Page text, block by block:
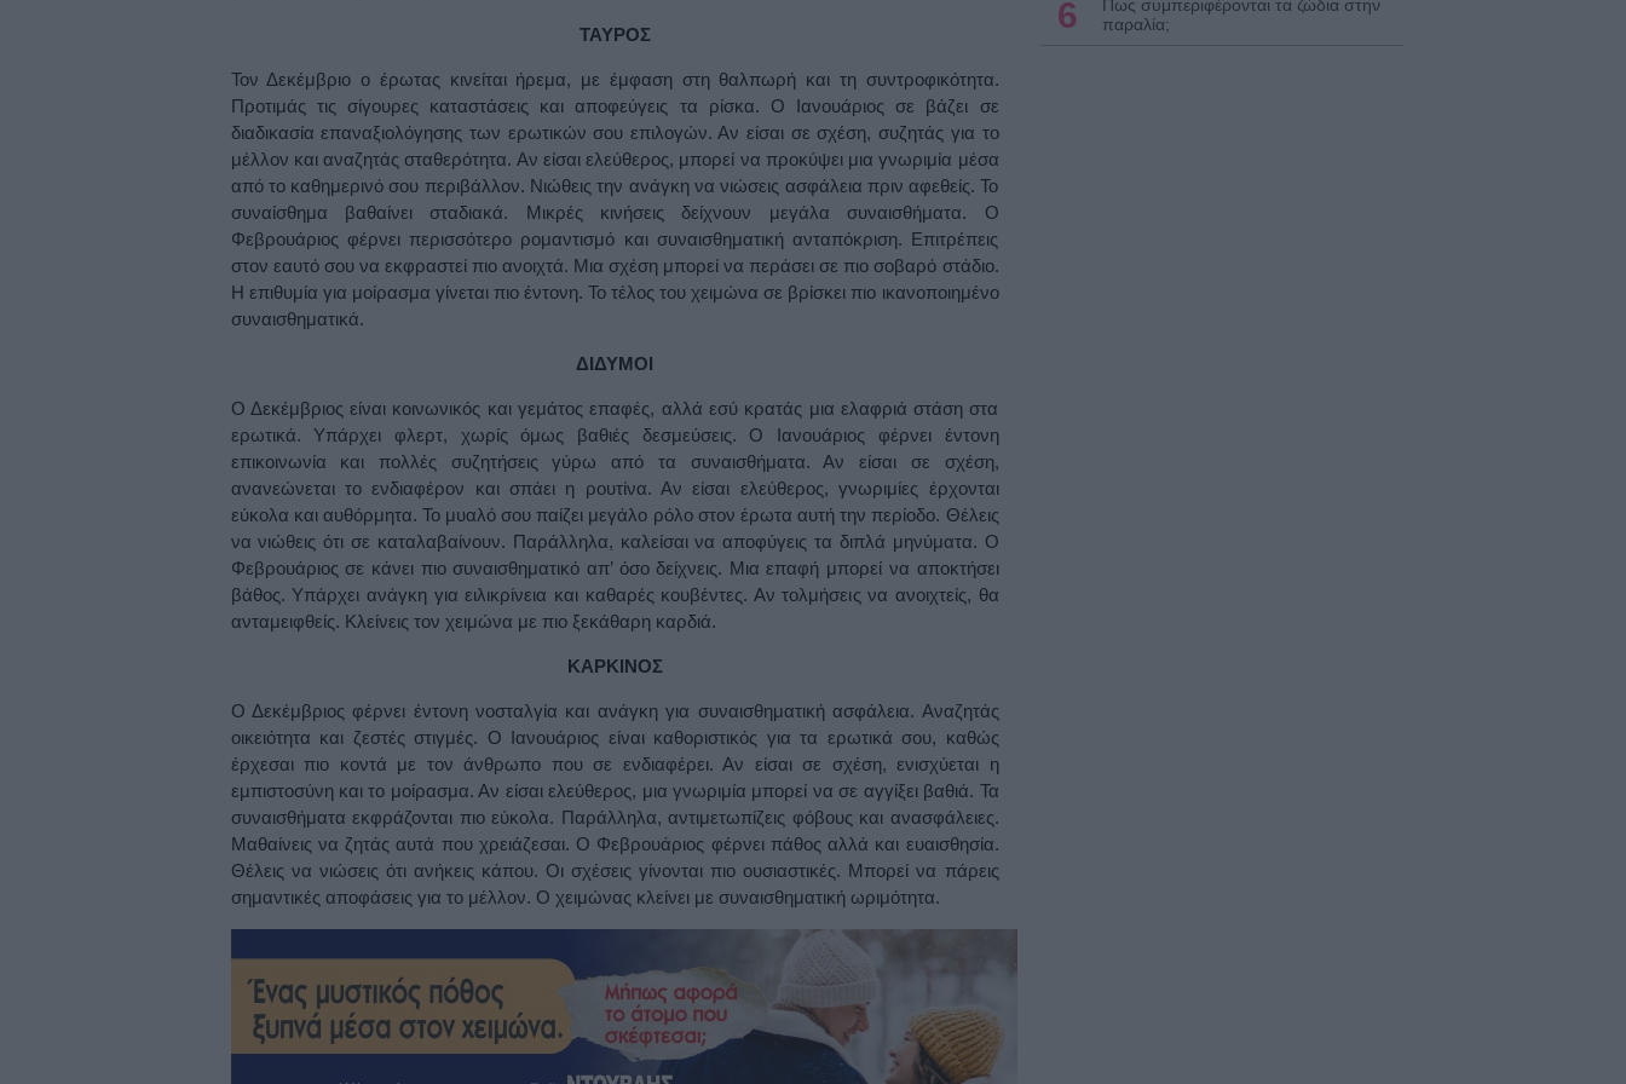
ΤΑΥΡΟΣ
Τον Δεκέμβριο ο έρωτας κινείται ήρεμα, με έμφαση στη θαλπωρή και τη συντροφικότητα.
Προτιμάς τις σίγουρες καταστάσεις και αποφεύγεις τα ρίσκα. Ο Ιανουάριος σε βάζει σε
διαδικασία επαναξιολόγησης των ερωτικών σου επιλογών. Αν είσαι σε σχέση, συζητάς για το
μέλλον και αναζητάς σταθερότητα. Αν είσαι ελεύθερος, μπορεί να προκύψει μια γνωριμία μέσα
από το καθημερινό σου περιβάλλον. Νιώθεις την ανάγκη να νιώσεις ασφάλεια πριν αφεθείς. Το
συναίσθημα βαθαίνει σταδιακά. Μικρές κινήσεις δείχνουν μεγάλα συναισθήματα. Ο
Φεβρουάριος φέρνει περισσότερο ρομαντισμό και συναισθηματική ανταπόκριση. Επιτρέπεις
στον εαυτό σου να εκφραστεί πιο ανοιχτά. Μια σχέση μπορεί να περάσει σε πιο σοβαρό στάδιο.
Η επιθυμία για μοίρασμα γίνεται πιο έντονη. Το τέλος του χειμώνα σε βρίσκει πιο ικανοποιημένο
συναισθηματικά.
ΔΙΔΥΜΟΙ
Ο Δεκέμβριος είναι κοινωνικός και γεμάτος επαφές, αλλά εσύ κρατάς μια ελαφριά στάση στα
ερωτικά. Υπάρχει φλερτ, χωρίς όμως βαθιές δεσμεύσεις. Ο Ιανουάριος φέρνει έντονη
επικοινωνία και πολλές συζητήσεις γύρω από τα συναισθήματα. Αν είσαι σε σχέση,
ανανεώνεται το ενδιαφέρον και σπάει η ρουτίνα. Αν είσαι ελεύθερος, γνωριμίες έρχονται
εύκολα και αυθόρμητα. Το μυαλό σου παίζει μεγάλο ρόλο στον έρωτα αυτή την περίοδο. Θέλεις
να νιώθεις ότι σε καταλαβαίνουν. Παράλληλα, καλείσαι να αποφύγεις τα διπλά μηνύματα. Ο
Φεβρουάριος σε κάνει πιο συναισθηματικό απ’ όσο δείχνεις. Μια επαφή μπορεί να αποκτήσει
βάθος. Υπάρχει ανάγκη για ειλικρίνεια και καθαρές κουβέντες. Αν τολμήσεις να ανοιχτείς, θα
ανταμειφθείς. Κλείνεις τον χειμώνα με πιο ξεκάθαρη καρδιά.
ΚΑΡΚΙΝΟΣ
Ο Δεκέμβριος φέρνει έντονη νοσταλγία και ανάγκη για συναισθηματική ασφάλεια. Αναζητάς
οικειότητα και ζεστές στιγμές. Ο Ιανουάριος είναι καθοριστικός για τα ερωτικά σου, καθώς
έρχεσαι πιο κοντά με τον άνθρωπο που σε ενδιαφέρει. Αν είσαι σε σχέση, ενισχύεται η
εμπιστοσύνη και το μοίρασμα. Αν είσαι ελεύθερος, μια γνωριμία μπορεί να σε αγγίξει βαθιά. Τα
συναισθήματα εκφράζονται πιο εύκολα. Παράλληλα, αντιμετωπίζεις φόβους και ανασφάλειες.
Μαθαίνεις να ζητάς αυτά που χρειάζεσαι. Ο Φεβρουάριος φέρνει πάθος αλλά και ευαισθησία.
Θέλεις να νιώσεις ότι ανήκεις κάπου. Οι σχέσεις γίνονται πιο ουσιαστικές. Μπορεί να πάρεις
σημαντικές αποφάσεις για το μέλλον. Ο χειμώνας κλείνει με συναισθηματική ωριμότητα.
6
Πως συμπεριφέρονται τα ζώδια στην
παραλία;